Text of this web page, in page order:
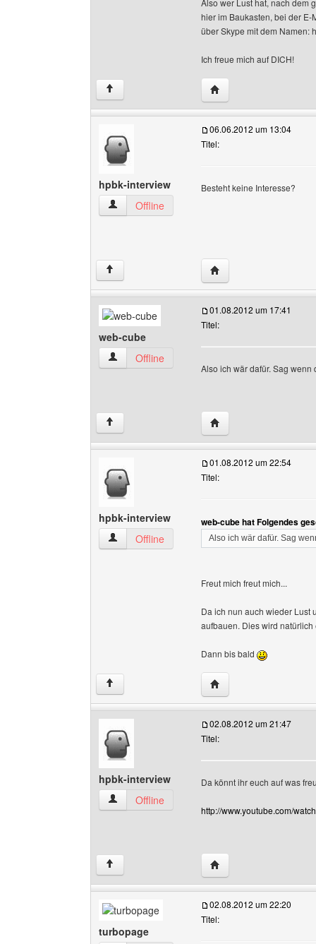
Also wer Lust hat, nach dem
hier im Baukasten, bei der E-
über Skype mit dem Namen:
Ich freue mich auf DICH!
↑ Website dieses
hpbk-interview
hpbk-interview Benutzer-Profile anzeigen
Offline
06.06.2012 um 13:04
Titel:
Besteht keine Interesse?
↑ Website dieses
web-cube
web-cube Benutzer-Profile anzeigen
Offline
01.08.2012 um 17:41
Titel:
Also ich wär dafür. Sag
↑ Website dieses
hpbk-interview
hpbk-interview Benutzer-Profile anzeigen
Offline
01.08.2012 um 22:54
Titel:
web-cube hat Folgendes
Also ich wär dafür. Sag
Freut mich freut mich...
Da ich nun auch wieder Lust
aufbauen. Dies wird
Dann bis bald
↑ Website dieses
hpbk-interview
hpbk-interview Benutzer-Profile anzeigen
Offline
02.08.2012 um 21:47
Titel:
Da könnt ihr euch auf was
http://www.youtube.com/
↑ Website dieses
turbopage
02.08.2012 um 22:20
Titel: